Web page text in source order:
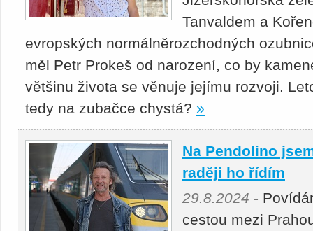
Tanvaldem a
evropských normálněrozchodných
měl Petr Prokeš od narození, co by
většinu života se věnuje jejímu rozvoji.
tedy na zubačce chystá? »
Na Pendolino
raději ho řídím
29.8.2024 -
cestou mezi